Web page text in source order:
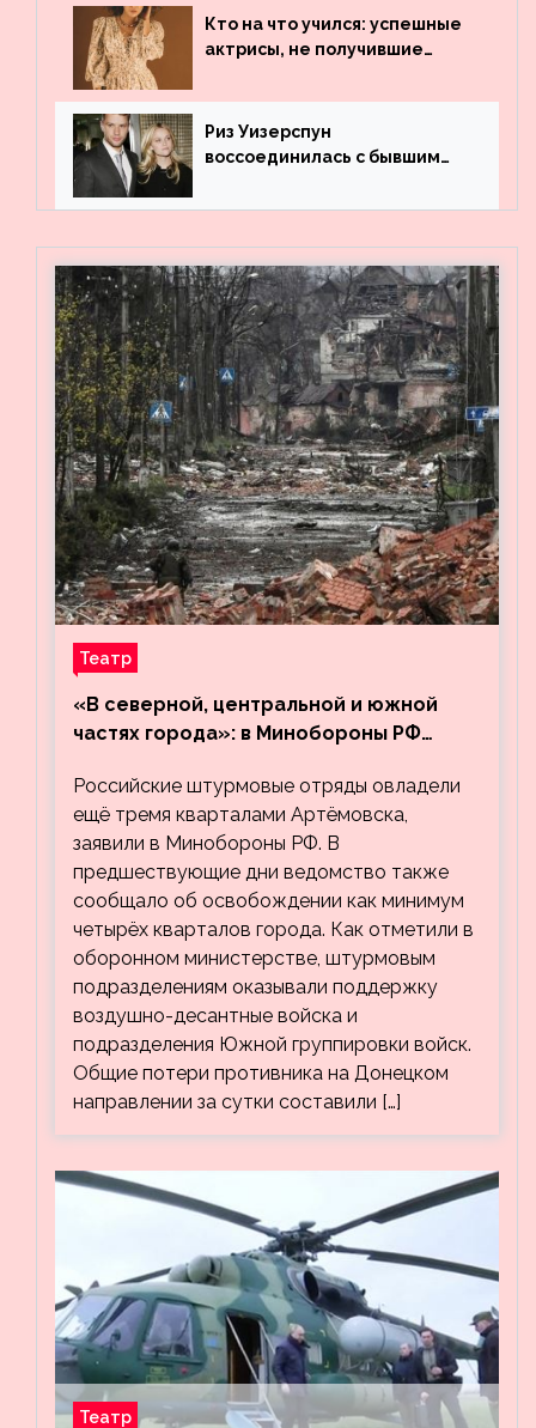
архивные фото
Кто на что учился: успешные
актрисы, не получившие
Риз Уизерспун
воссоединилась с бывшим
Театр
«В северной, центральной и южной
частях города»: в Минобороны РФ
кварталов Артёмовска
Российские штурмовые отряды овладели
ещё тремя кварталами Артёмовска,
заявили в Минобороны РФ. В
предшествующие дни ведомство также
сообщало об освобождении как минимум
четырёх кварталов города. Как отметили в
оборонном министерстве, штурмовым
подразделениям оказывали поддержку
воздушно-десантные войска и
подразделения Южной группировки войск.
Общие потери противника на Донецком
направлении за сутки составили […]
Театр